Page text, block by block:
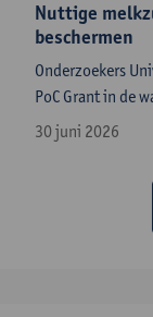
Nuttige
beschermen
​Onderzoekers
PoC Grant in de
30 juni 2026